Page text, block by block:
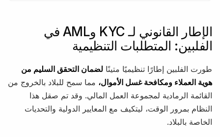
الإطار القانوني لـ KYC وAML في
الفلبين: المتطلبات التنظيمية
طورت الفلبين إطارًا تنظيميًا متينًا لضمان التحقق السليم من
هوية العملاء ومكافحة غسل الأموال، مما سمح للبلاد بالخروج من
القائمة الرمادية لمجموعة العمل المالي. وقد تم صقل هذا
النظام بمرور الوقت، ليتكيف مع المعايير الدولية والتحديات
الخاصة بالبلاد.